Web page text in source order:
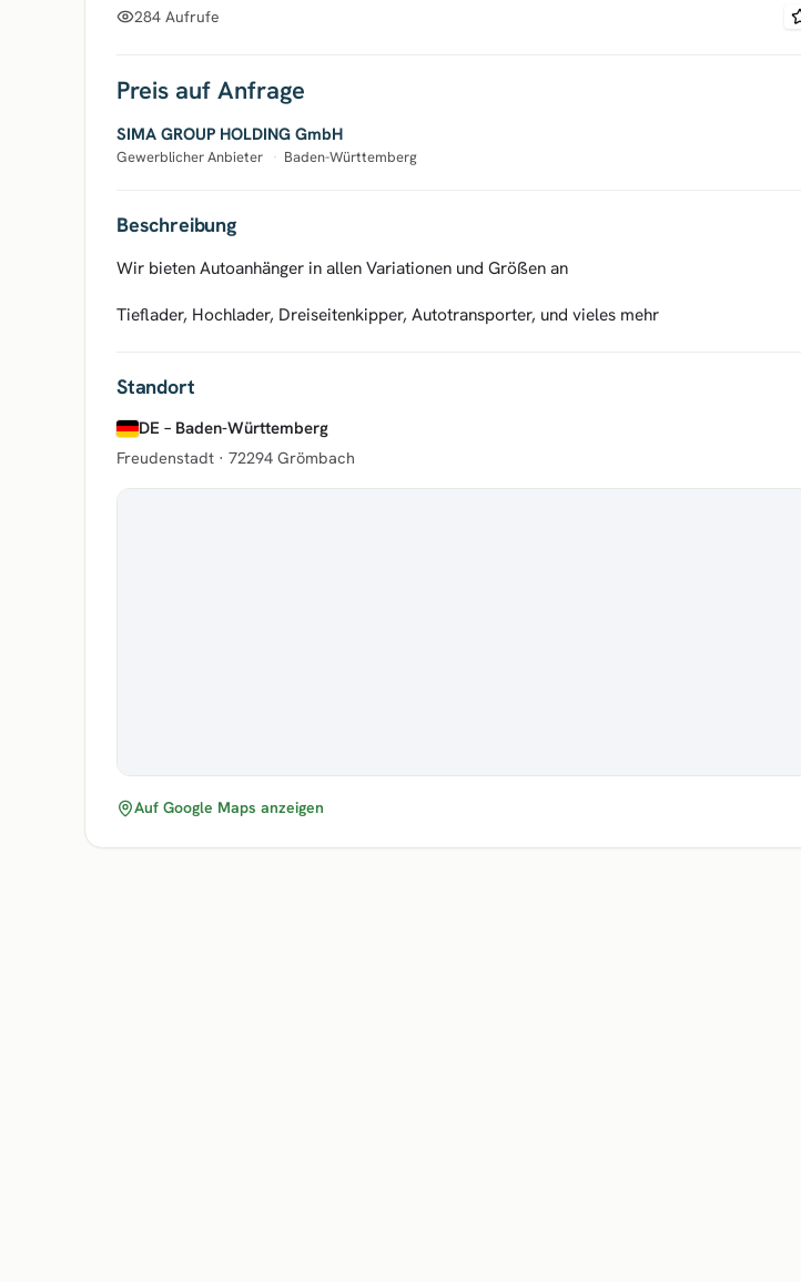
284 Aufrufe
Preis auf Anfrage
SIMA GROUP HOLDING GmbH
Gewerblicher Anbieter · Baden-Württemberg
Beschreibung
Wir bieten Autoanhänger in allen Variationen und Größen an
Tieflader, Hochlader, Dreiseitenkipper, Autotransporter, und vieles mehr
Standort
DE – Baden-Württemberg
Freudenstadt · 72294 Grömbach
Auf Google Maps anzeigen